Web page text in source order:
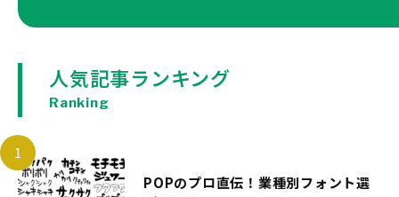
人気記事ランキング
Ranking
POPのプロ直伝！業種別フォント選